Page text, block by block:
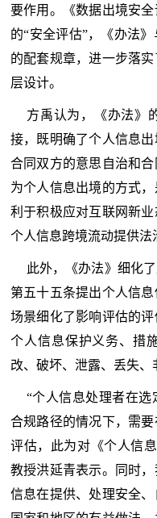
要作用。《数据出境安
的“安全评估”，《办法
的配套规章，进一步落
层设计。
方禹认为，《办法》
接，既明确了个人信息
合同双方的意思自治和
为个人信息出境的方式
利于积极应对互联网新
个人信息跨境流动提供法
此外，《办法》细化
第五十五条提出个人信
场景细化了影响评估的
个人信息保护义务、措
改、破坏、泄露、丢失、
“个人信息处理者在
合规路径的情况下，需
评估，此为对《个人信
教授洪延青表示。同时
信息在提供、处理安全